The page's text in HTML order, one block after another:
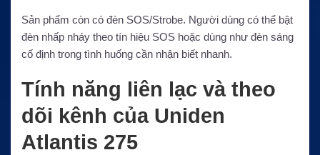
Sản phẩm còn có đèn SOS/Strobe. Người dùng có thể bật
đèn nhấp nháy theo tín hiệu SOS hoặc dùng như đèn sáng
cố định trong tình huống cần nhận biết nhanh.
Tính năng liên lạc và theo
dõi kênh của Uniden
Atlantis 275